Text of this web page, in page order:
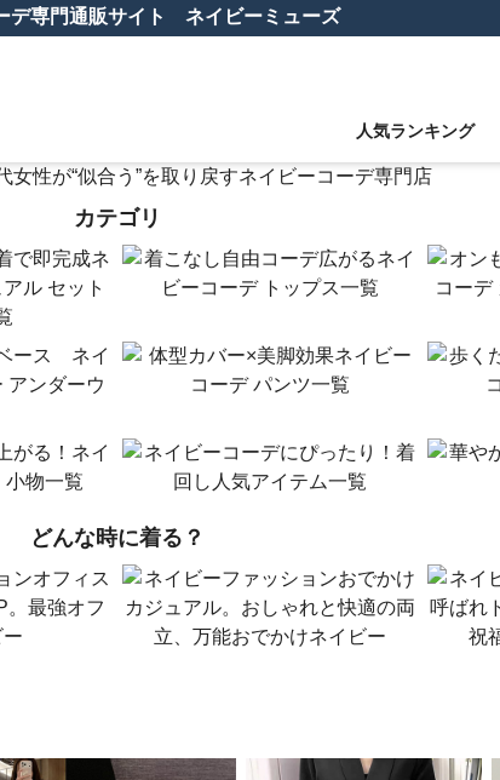
デ専門通販サイト ネイビーミューズ
人気ランキング
カテゴリ
どんな時に着る？